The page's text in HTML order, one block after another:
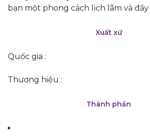
bạn một phong cách lịch lãm và
Xuất xứ
Quốc gia :
Thương hiệu :
Thành phần